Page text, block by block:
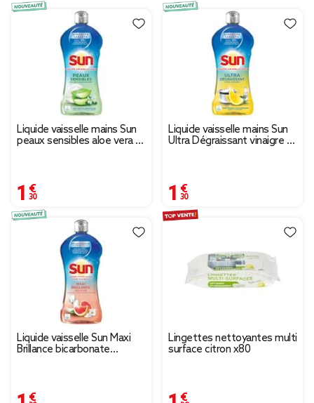
Liquide vaisselle mains Sun
peaux sensibles aloe vera et
1,30 €
Liquide vaisselle mains Sun
Ultra Dégraissant vinaigre et
1,30 €
Liquide vaisselle Sun Maxi
Brillance bicarbonate
1,30 €
Lingettes nettoyantes multi
surface citron x80
1,29 €